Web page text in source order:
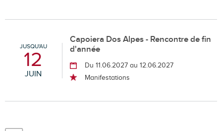
JUSQU'AU
12
JUIN
Capoiera Dos Alpes - Rencontre de fin
d'année
Du 11.06.2027 au 12.06.2027
Manifestations